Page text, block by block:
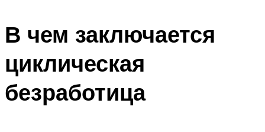
В чем заключается
циклическая
безработица